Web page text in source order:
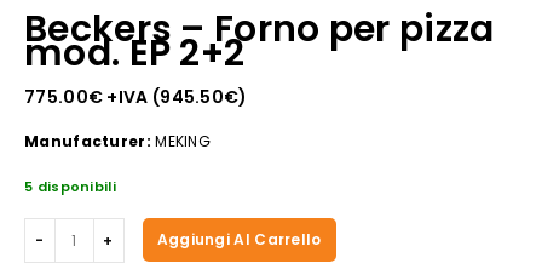
Beckers – Forno per pizza
mod. EP 2+2
775.00€ +IVA (945.50€)
Manufacturer: MEKING
5 disponibili
Beckers
-
Aggiungi Al Carrello